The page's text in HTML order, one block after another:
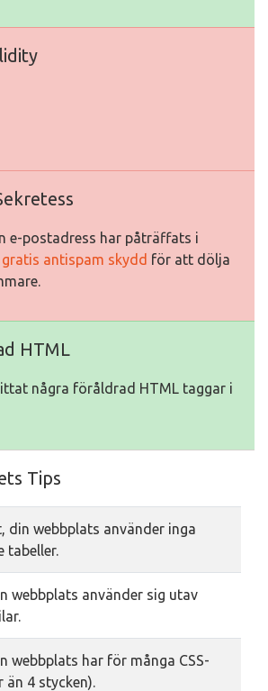
e-postadress har påträffats i
gratis antispam skydd för att dölja
HTML
några föråldrad HTML taggar i
Tips
din webbplats använder inga
tabeller.
webbplats använder sig utav
webbplats har för många CSS-
än 4 stycken).